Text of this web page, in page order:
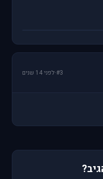
#3
·לפני 14 שנים